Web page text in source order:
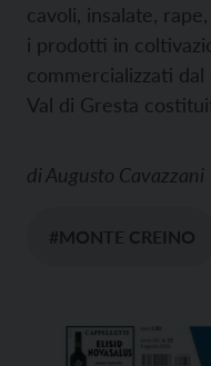
cavoli, insalate,
i prodotti in
commercializzati
Val di Gresta
diAugusto Cavazzani
#MONTE CREINO